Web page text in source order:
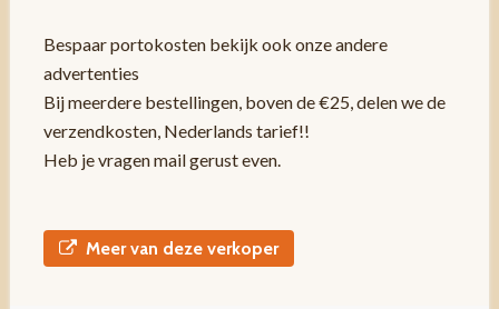
Bespaar portokosten bekijk ook onze andere
advertenties
Bij meerdere bestellingen, boven de €25, delen we de
verzendkosten, Nederlands tarief!!
Heb je vragen mail gerust even.
Meer van deze verkoper